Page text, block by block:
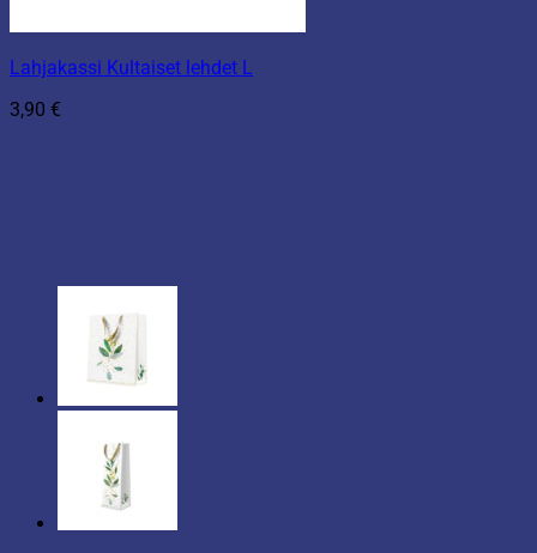
Lahjakassi Kultaiset lehdet L
3,90 €